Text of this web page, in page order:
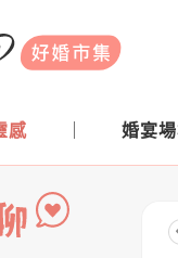
婚市集
感 婚宴